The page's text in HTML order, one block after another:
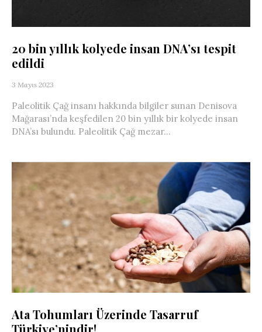
20 bin yıllık kolyede insan DNA’sı tespit
edildi
3 Mayıs 2023
Paleolitik Çağ insanı hakkında bilgiler sunan Denisova
Mağarası’nda keşfedilen 20 bin yıllık bir kolyede insan
DNA’sı bulundu. Paleolitik Çağ mezar...
Ata Tohumları Üzerinde Tasarruf